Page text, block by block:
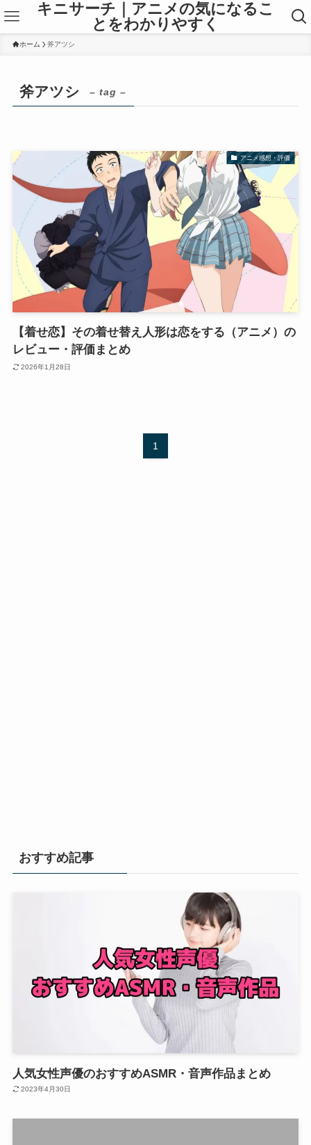
キニサーチ｜アニメの気になるこ
とをわかりやすく
ホーム 斧アツシ
斧アツシ – tag –
アニメ感想・評価
【着せ恋】その着せ替え人形は恋をする（アニメ）の
レビュー・評価まとめ
2026年1月28日
1
おすすめ記事
人気女性声優のおすすめASMR・音声作品まとめ
2023年4月30日